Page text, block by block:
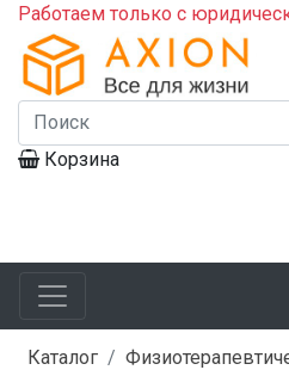
Работаем только с
Корзина
Каталог